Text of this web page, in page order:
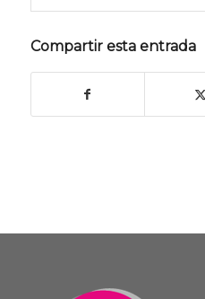
Compartir esta entrada